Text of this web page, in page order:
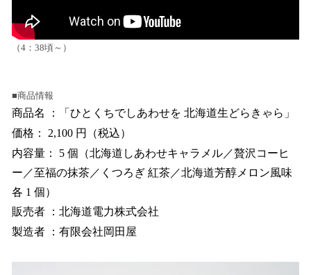
（4：38頃～）
■商品情報
商品名 ：「ひとくちでしあわせを 北海道生どらきゃら」
価格： 2,100 円（税込）
内容量： 5 個（北海道しあわせキャラメル／贅沢コーヒ
ー／至福の抹茶／くつろぎ 紅茶／北海道芳醇メロン風味
各 1 個）
販売者 ：北海道電力株式会社
製造者 ：有限会社岡田屋